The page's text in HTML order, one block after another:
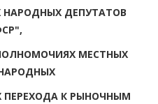
ДЕПУТАТОВ
МЕСТНЫХ
ПЕРЕХОДА К РЫНОЧНЫМ